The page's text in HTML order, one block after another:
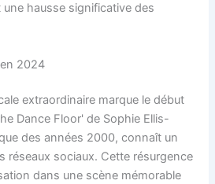
hausse significative des
2024
extraordinaire marque le début
Dance Floor' de Sophie Ellis-
des années 2000, connaît un
réseaux sociaux. Cette résurgence
dans une scène mémorable